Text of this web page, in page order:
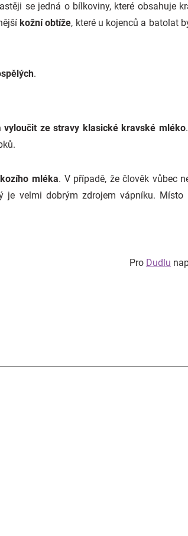
se jedná o bílkoviny, které obsahuje
kožní obtíže, které u kojenců a batolat
.
vyloučit ze stravy klasické kravské mléko
mléka. V případě, že člověk vůbec
je velmi dobrým zdrojem vápníku.
Pro Dudlu